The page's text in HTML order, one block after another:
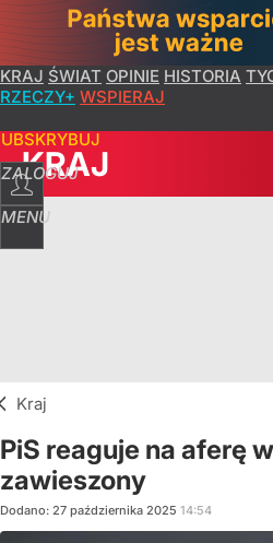
KRAJ ŚWIAT OPINIE HISTORIA
RZECZY+ WSPIERAJ
ZALOGUJ
MENU
KRAJ
Kraj
PiS reaguje na aferę
zawieszony
Dodano: 27 października 2025 14:54